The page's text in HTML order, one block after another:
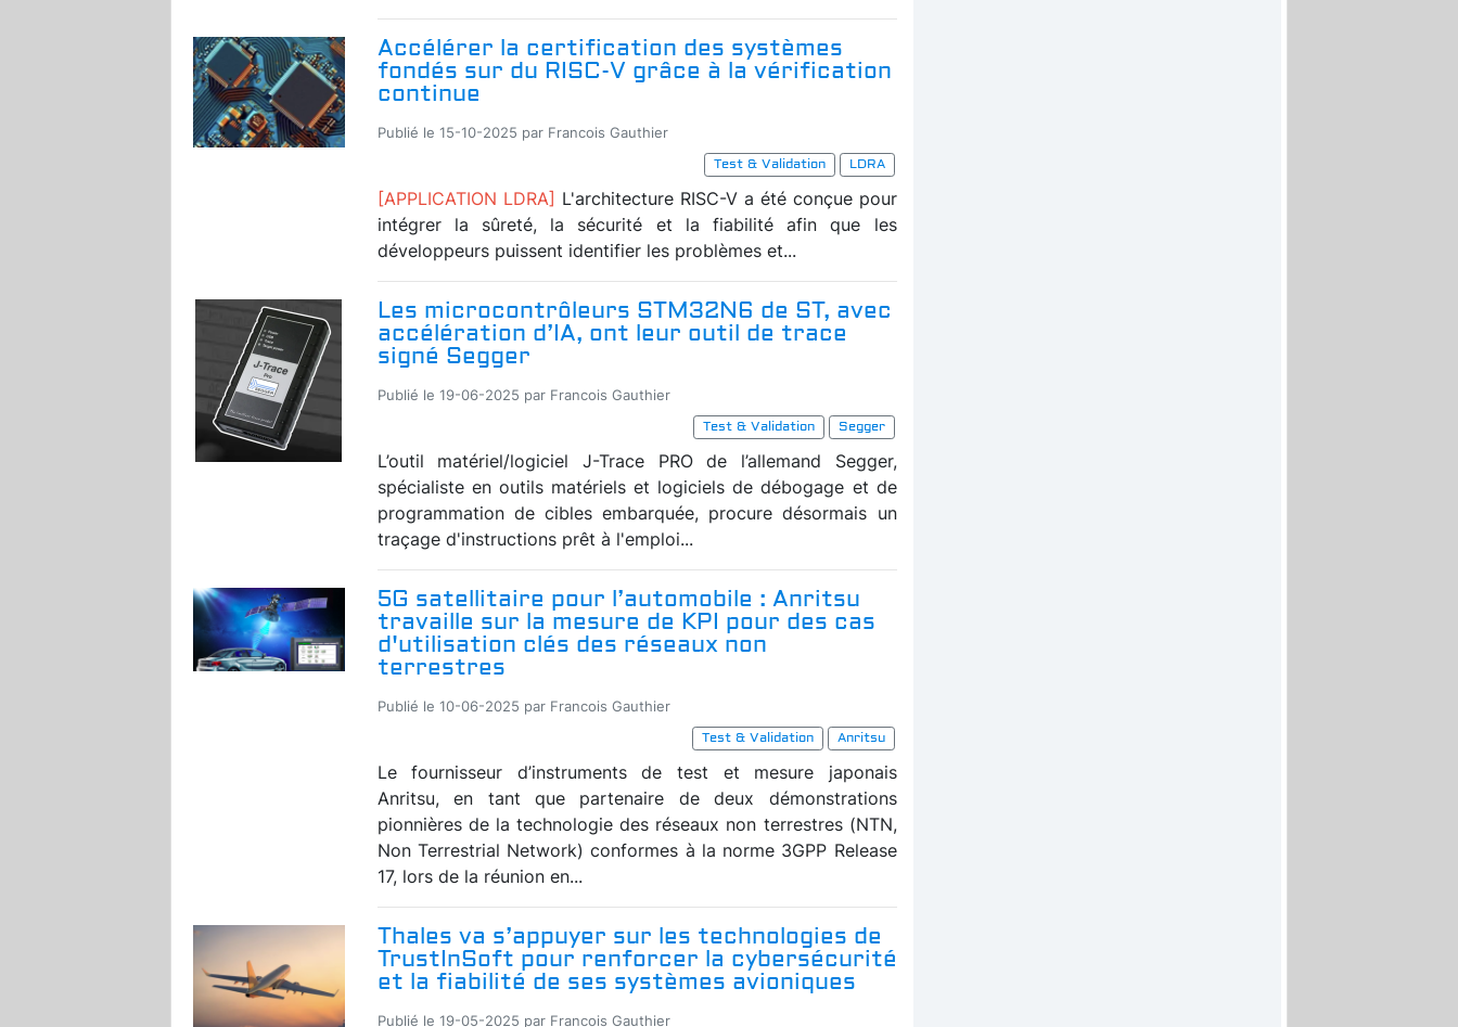
Accélérer la certification des systèmes
fondés sur du RISC-V grâce à la vérification
continue
Publié le 15-10-2025 par Francois Gauthier
Test & Validation
LDRA
[APPLICATION LDRA] L'architecture RISC-V a été conçue pour
intégrer la sûreté, la sécurité et la fiabilité afin que les
développeurs puissent identifier les problèmes et...
Les microcontrôleurs STM32N6 de ST, avec
accélération d’IA, ont leur outil de trace
signé Segger
Publié le 19-06-2025 par Francois Gauthier
Test & Validation
Segger
L’outil matériel/logiciel J-Trace PRO de l’allemand Segger,
spécialiste en outils matériels et logiciels de débogage et de
programmation de cibles embarquée, procure désormais un
traçage d'instructions prêt à l'emploi...
5G satellitaire pour l’automobile : Anritsu
travaille sur la mesure de KPI pour des cas
d'utilisation clés des réseaux non
terrestres
Publié le 10-06-2025 par Francois Gauthier
Test & Validation
Anritsu
Le fournisseur d’instruments de test et mesure japonais
Anritsu, en tant que partenaire de deux démonstrations
pionnières de la technologie des réseaux non terrestres (NTN,
Non Terrestrial Network) conformes à la norme 3GPP Release
17, lors de la réunion en...
Thales va s’appuyer sur les technologies de
TrustInSoft pour renforcer la cybersécurité
et la fiabilité de ses systèmes avioniques
Publié le 19-05-2025 par Francois Gauthier